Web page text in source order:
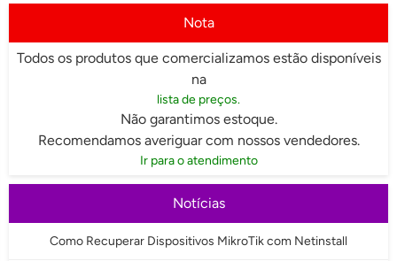
Nota
Todos os produtos que comercializamos estão disponíveis
na
lista de preços.
Não garantimos estoque.
Recomendamos averiguar com nossos vendedores.
Ir para o atendimento
Notícias
Como Recuperar Dispositivos MikroTik com Netinstall